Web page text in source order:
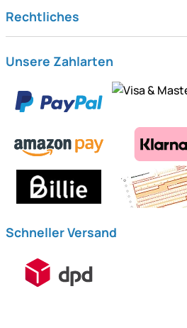
Rechtliches
Unsere Zahlarten
Schneller Versand